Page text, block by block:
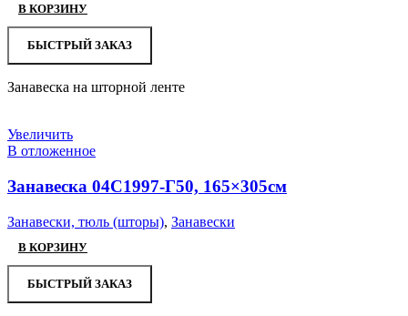
В КОРЗИНУ
БЫСТРЫЙ ЗАКАЗ
Занавеска на шторной ленте
Увеличить
В отложенное
Занавеска 04С1997-Г50, 165×305см
Занавески, тюль (шторы), Занавески
В КОРЗИНУ
БЫСТРЫЙ ЗАКАЗ